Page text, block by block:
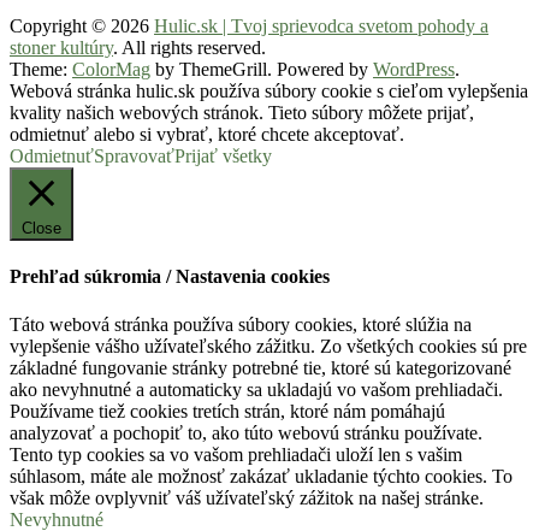
Copyright © 2026 Hulic.sk | Tvoj sprievodca svetom pohody a
stoner kultúry. All rights reserved.
Theme: ColorMag by ThemeGrill. Powered by WordPress.
Webová stránka hulic.sk používa súbory cookie s cieľom vylepšenia
kvality našich webových stránok. Tieto súbory môžete prijať,
odmietnuť alebo si vybrať, ktoré chcete akceptovať.
OdmietnuťSpravovaťPrijať všetky
Close
Prehľad súkromia / Nastavenia cookies
Táto webová stránka používa súbory cookies, ktoré slúžia na
vylepšenie vášho užívateľského zážitku. Zo všetkých cookies sú pre
základné fungovanie stránky potrebné tie, ktoré sú kategorizované
ako nevyhnutné a automaticky sa ukladajú vo vašom prehliadači.
Používame tiež cookies tretích strán, ktoré nám pomáhajú
analyzovať a pochopiť to, ako túto webovú stránku používate.
Tento typ cookies sa vo vašom prehliadači uloží len s vašim
súhlasom, máte ale možnosť zakázať ukladanie týchto cookies. To
však môže ovplyvniť váš užívateľský zážitok na našej stránke.
Nevyhnutné